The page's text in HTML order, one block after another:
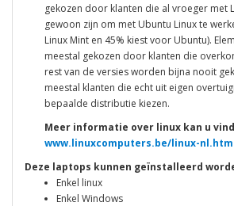
gekozen door klanten die al vroeger met
gewoon zijn om met Ubuntu Linux te
Linux Mint en 45% kiest voor Ubuntu).
meestal gekozen door klanten die
rest van de versies worden bijna nooit
meestal klanten die echt uit eigen
bepaalde distributie kiezen.
Meer informatie over linux kan u
www.linuxcomputers.be/linux-
Deze laptops kunnen geïnstalleerd
Enkel linux
Enkel Windows